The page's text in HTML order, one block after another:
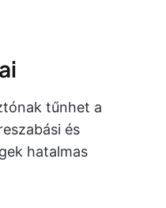
tűnhet a
és
hatalmas